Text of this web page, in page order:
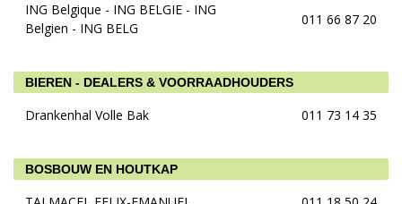
ING Belgique - ING BELGIE - ING
Belgien - ING BELG
011 66 87 20
BIEREN - DEALERS & VOORRAADHOUDERS
Drankenhal Volle Bak 011 73 14 35
BOSBOUW EN HOUTKAP